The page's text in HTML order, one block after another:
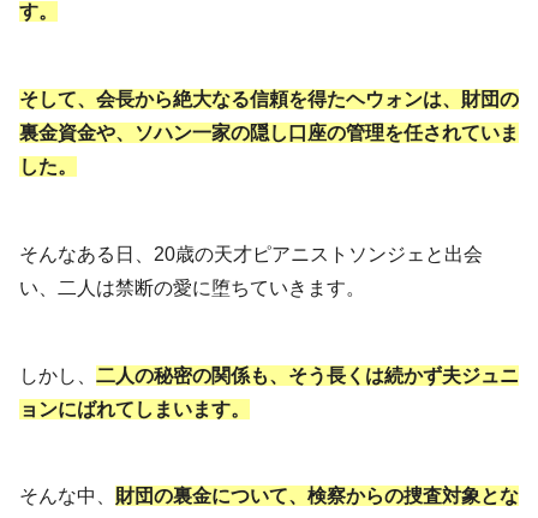
す。
そして、会長から絶大なる信頼を得たヘウォンは、財団の
裏金資金や、ソハン一家の隠し口座の管理を任されていま
した。
そんなある日、20歳の天才ピアニストソンジェと出会
い、二人は禁断の愛に堕ちていきます。
しかし、 二人の秘密の関係も、そう長くは続かず夫ジュニ
ョンにばれてしまいます。
そんな中、 財団の裏金について、検察からの捜査対象とな